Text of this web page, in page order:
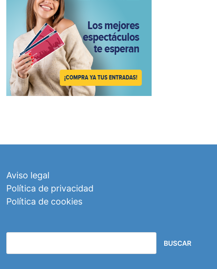
Aviso legal
Política de privacidad
Política de cookies
BUSCAR